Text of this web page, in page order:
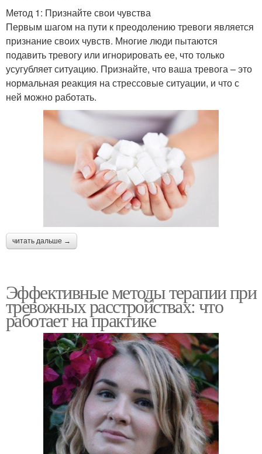
Метод 1: Признайте свои чувства
Первым шагом на пути к преодолению тревоги является
признание своих чувств. Многие люди пытаются
подавить тревогу или игнорировать ее, что только
усугубляет ситуацию. Признайте, что ваша тревога – это
нормальная реакция на стрессовые ситуации, и что с
ней можно работать.
читать дальше →
Эффективные методы терапии при
тревожных расстройствах: что
работает на практике